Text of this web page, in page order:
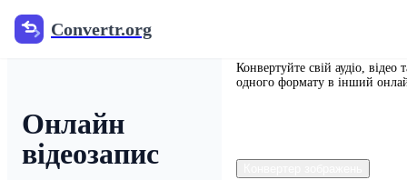
Convertr.org
Онлайн
відеозапис
Конвертуйте свій аудіо, відео
одного формату в інший